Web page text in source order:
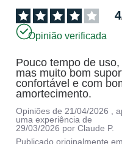
4
Opinião verificada
Pouco tempo de uso,
mas muito bom
confortável e com
amortecimento.
Opiniões de 21/04/2026
,
uma experiência de
29/03/2026 porClaude P.
Publicado originalmente